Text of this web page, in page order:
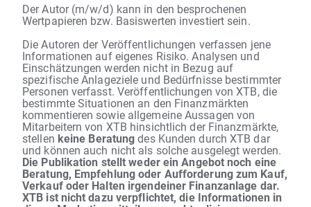
Der Autor (m/w/d) kann in den besprochenen
Wertpapieren bzw. Basiswerten investiert sein.
Die Autoren der Veröffentlichungen verfassen jene
Informationen auf eigenes Risiko. Analysen und
Einschätzungen werden nicht in Bezug auf
spezifische Anlageziele und Bedürfnisse bestimmter
Personen verfasst. Veröffentlichungen von XTB, die
bestimmte Situationen an den Finanzmärkten
kommentieren sowie allgemeine Aussagen von
Mitarbeitern von XTB hinsichtlich der Finanzmärkte,
stellen keine Beratungdes Kunden durch XTB dar
und können auch nicht als solche ausgelegt werden.
Die Publikation stellt weder ein Angebot noch eine
Beratung, Empfehlung oder Aufforderung zum Kauf,
Verkauf oder Halten irgendeiner Finanzanlage dar.
XTB ist nicht dazu verpflichtet, die Informationen in